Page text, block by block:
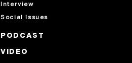
Interview
Social Issues
PODCAST
VIDEO